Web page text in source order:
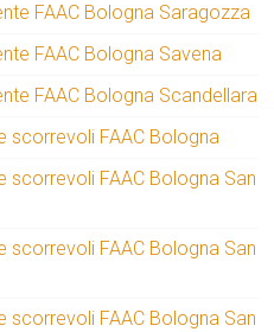
FAAC Bologna Saragozza
FAAC Bologna Savena
FAAC Bologna Scandellara
scorrevoli FAAC Bologna
scorrevoli FAAC Bologna San
scorrevoli FAAC Bologna San
scorrevoli FAAC Bologna San